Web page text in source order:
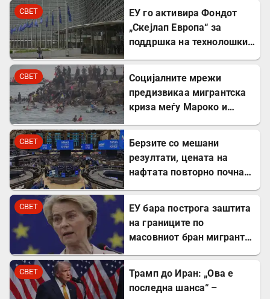
СВЕТ
ЕУ го активира Фондот
„Скејлап Европа“ за
поддршка на технолошки
СВЕТ
Социјалните мрежи
предизвикаа мигрантска
криза меѓу Мароко и
СВЕТ
Берзите со мешани
резултати, цената на
нафтата повторно почна
СВЕТ
ЕУ бара построга заштита
на границите по
масовниот бран мигранти
СВЕТ
Трамп до Иран: „Ова е
последна шанса“ –